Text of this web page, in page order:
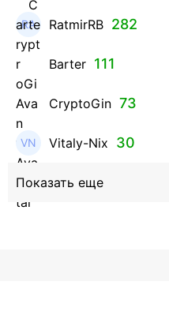
RatmirRB 282
Barter 111
CryptoGin 73
Vitaly-Nix 30
Hanna_Zolo4evskaya